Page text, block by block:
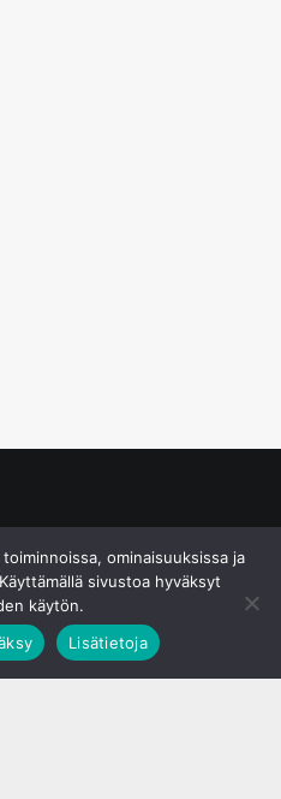
ominaisuuksissa ja
sivustoa hyväksyt
käytön.
Lisätietoja